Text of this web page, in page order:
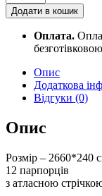
святкова
Тризуб
quantity
Додати в кошик
Оплата.
Опис
Додаткова
Відгуки (0)
Опис
Розмір – 2660*240
12 парпорців
з атласною